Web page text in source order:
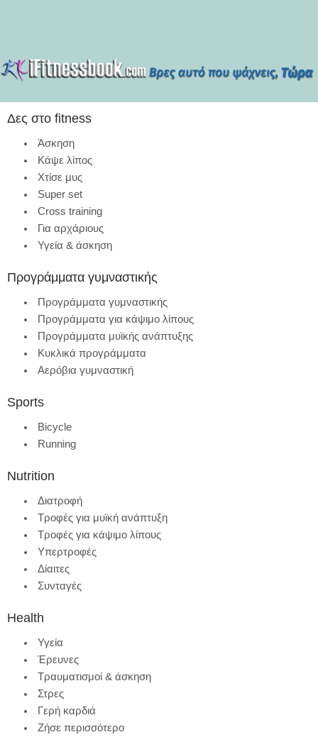
Δες στο fitness
Άσκηση
Κάψε λίπος
Χτίσε μυς
Super set
Cross training
Για αρχάριους
Υγεία & άσκηση
Προγράμματα γυμναστικής
Προγράμματα γυμναστικής
Προγράμματα για κάψιμο λίπους
Προγράμματα μυϊκής ανάπτυξης
Κυκλικά προγράμματα
Αερόβια γυμναστική
Sports
Bicycle
Running
Nutrition
Διατροφή
Τροφές για μυϊκή ανάπτυξη
Τροφές για κάψιμο λίπους
Υπερτροφές
Δίαιτες
Συνταγές
Health
Υγεία
Έρευνες
Τραυματισμοί & άσκηση
Στρες
Γερή καρδιά
Ζήσε περισσότερο